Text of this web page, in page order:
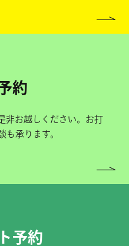
約
非お越しください。お打
も承ります。
予約